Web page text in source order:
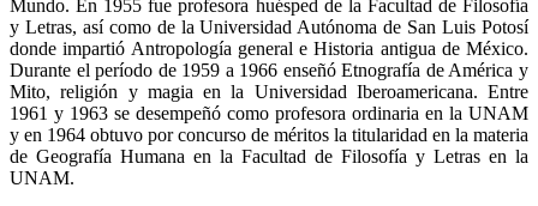
Mundo. En 1955 fue profesora huésped de la Facultad de Filosofía
y Letras, así como de la Universidad Autónoma de San Luis Potosí
donde impartió Antropología general e Historia antigua de México.
Durante el período de 1959 a 1966 enseñó Etnografía de América y
Mito, religión y magia en la Universidad Iberoamericana. Entre
1961 y 1963 se desempeñó como profesora ordinaria en la UNAM
y en 1964 obtuvo por concurso de méritos la titularidad en la materia
de Geografía Humana en la Facultad de Filosofía y Letras en la
UNAM.